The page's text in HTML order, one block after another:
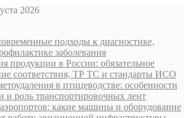
2026
подходы к диагностике,
заболевания
продукции в России: обязательное
соответствия, ТР ТС и стандарты ИСО
в птицеводстве: особенности
и роль транспортировочных лент
какие машины и оборудование